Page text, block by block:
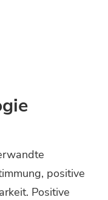
positive
Positive